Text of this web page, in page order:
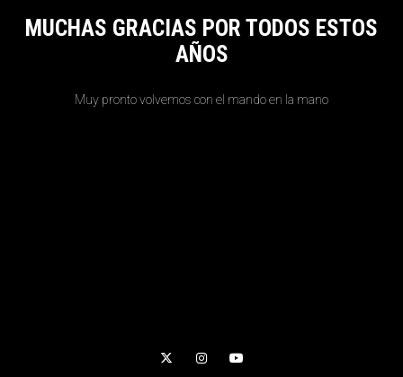
MUCHAS GRACIAS POR TODOS ESTOS
AÑOS
Muy pronto volvemos con el mando en la mano